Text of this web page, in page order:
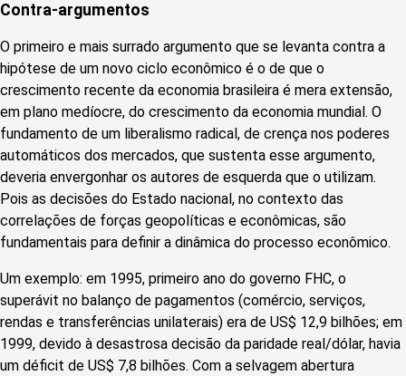
Contra-argumentos
O primeiro e mais surrado argumento que se levanta contra a
hipótese de um novo ciclo econômico é o de que o
crescimento recente da economia brasileira é mera extensão,
em plano medíocre, do crescimento da economia mundial. O
fundamento de um liberalismo radical, de crença nos poderes
automáticos dos mercados, que sustenta esse argumento,
deveria envergonhar os autores de esquerda que o utilizam.
Pois as decisões do Estado nacional, no contexto das
correlações de forças geopolíticas e econômicas, são
fundamentais para definir a dinâmica do processo econômico.
Um exemplo: em 1995, primeiro ano do governo FHC, o
superávit no balanço de pagamentos (comércio, serviços,
rendas e transferências unilaterais) era de US$ 12,9 bilhões; em
1999, devido à desastrosa decisão da paridade real/dólar, havia
um déficit de US$ 7,8 bilhões. Com a selvagem abertura